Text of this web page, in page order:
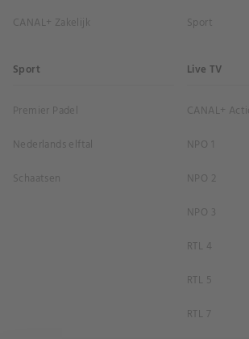
CANAL+ Zakelijk
Sport
Sport
Premier Padel
Nederlands elftal
Schaatsen
Live TV
CANAL+
NPO 1
NPO 2
NPO 3
RTL 4
RTL 5
RTL 7